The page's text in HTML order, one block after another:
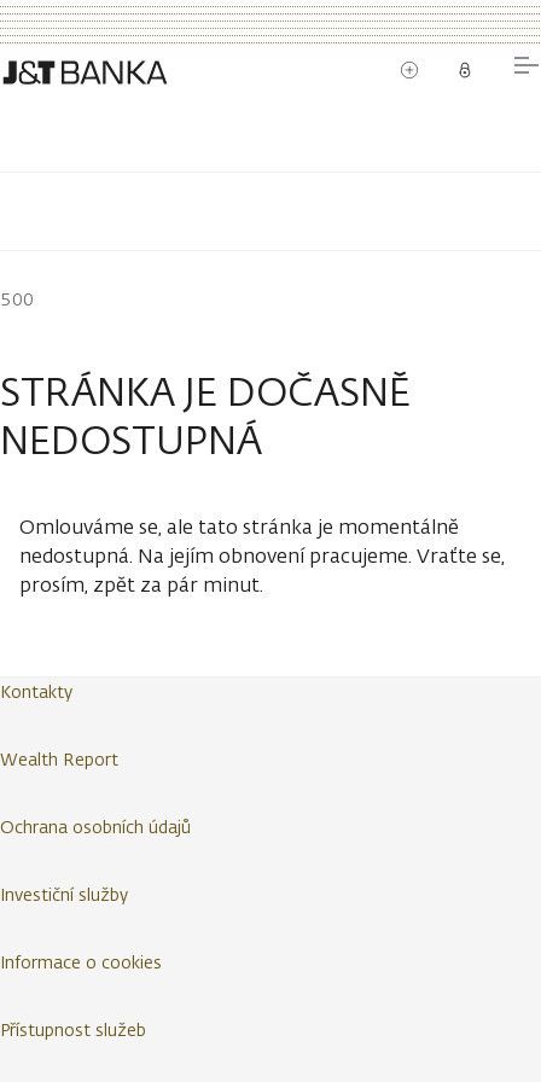
500
STRÁNKA JE DOČASNĚ
NEDOSTUPNÁ
Omlouváme se, ale tato stránka je momentálně
nedostupná. Na jejím obnovení pracujeme. Vraťte se,
prosím, zpět za pár minut.
Kontakty
Wealth Report
Ochrana osobních údajů
Investiční služby
Informace o cookies
Přístupnost služeb